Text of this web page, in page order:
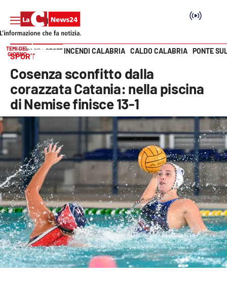
Cronaca
Politica
Attualità
Economia e lavoro
Italia Mondo
Sanità
Sport
Vai
TEMI DEL
GIORNO
INCENDI CALABRIA CALDO CALABRIA PONTE
HOME PAGE SPORT
SPORT
Cosenza sconfitto dalla
corazzata Catania: nella piscina
di Nemise finisce 13-1